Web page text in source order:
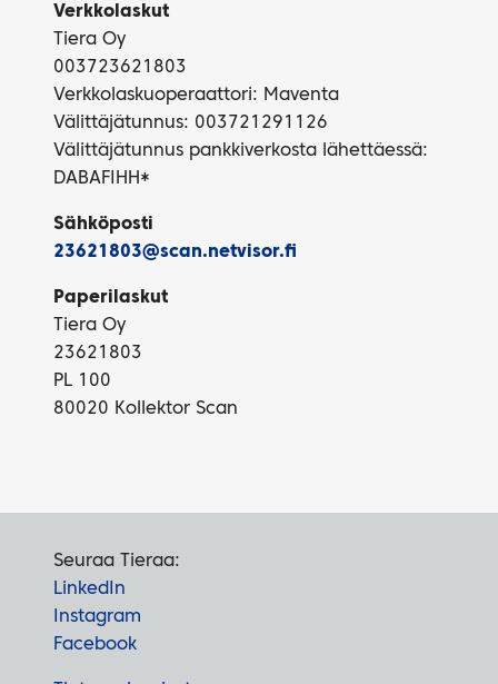
Verkkolaskut
Tiera Oy
003723621803
Verkkolaskuoperaattori: Maventa
Välittäjätunnus: 003721291126
Välittäjätunnus pankkiverkosta lähettäessä:
DABAFIHH*
Sähköposti
23621803@scan.netvisor.fi
Paperilaskut
Tiera Oy
23621803
PL 100
80020 Kollektor Scan
Seuraa Tieraa:
LinkedIn
Instagram
Facebook